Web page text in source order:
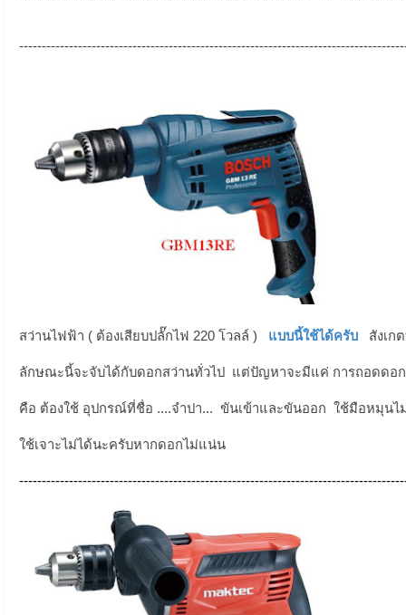
สว่านไฟฟ้า ( ต้องเสียบปลั๊กไฟ 220 โวลล์ ) แบบนี้ใช้ได้ครับ สังเก
ลักษณะนี้จะจับได้กับดอกสว่านทั่วไป แต่ปัญหาจะมีแค่ การถอดดอ
คือ ต้องใช้ อุปกรณ์ที่ชื่อ ....จำปา... ขันเข้าและขันออก ใช้มือหมุน
ใช้เจาะไม่ได้นะครับหากดอกไม่แน่น